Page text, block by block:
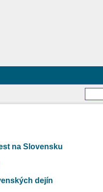
na Slovensku
dejín